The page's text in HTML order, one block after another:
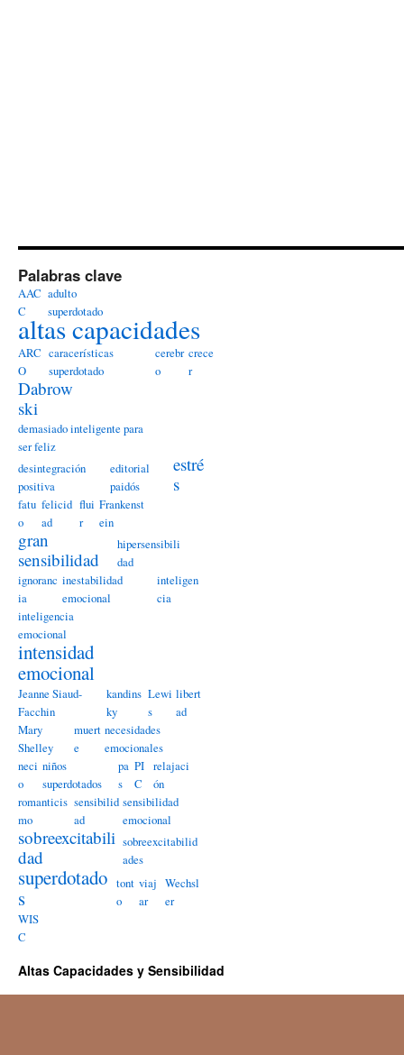
Palabras clave
AAC
C
adulto
superdotado
altas capacidades
ARC
O
caracerísticas
superdotado
cerebr
o
crece
r
Dabrow
ski
demasiado inteligente para
ser feliz
desintegración
positiva
editorial
paidós
estré
s
fatu
o
felicid
ad
flui
r
Frankenst
ein
gran
sensibilidad
hipersensibili
dad
ignoranc
ia
inestabilidad
emocional
inteligen
cia
inteligencia
emocional
intensidad
emocional
Jeanne Siaud-
Facchin
kandins
ky
Lewi
s
libert
ad
Mary
Shelley
muert
e
necesidades
emocionales
neci
o
niños
superdotados
pa
s
PI
C
relajaci
ón
romanticis
mo
sensibilid
ad
sensibilidad
emocional
sobreexcitabili
dad
sobreexcitabilid
ades
superdotado
s
tont
o
viaj
ar
Wechsl
er
WIS
C
Altas Capacidades y Sensibilidad